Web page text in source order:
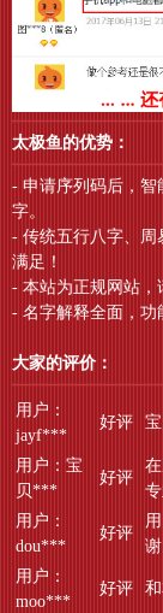
太极鱼的优势：
- 申请序列码后，智
字。
- 传统五行八字、周
满足！
- 本站为正规网站，
- 名字解释全面，功
大家的评价：
用户：
jayf***
好评
用户：宝
贝***
好评
用户：
dou***
好评
谢
用户：
moo***
好评